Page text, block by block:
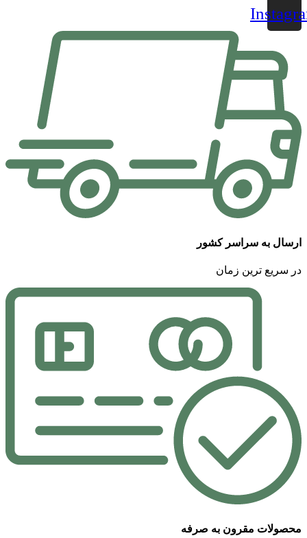
ارسال به سراسر کشور
در سریع ترین زمان
محصولات مقرون به صرفه